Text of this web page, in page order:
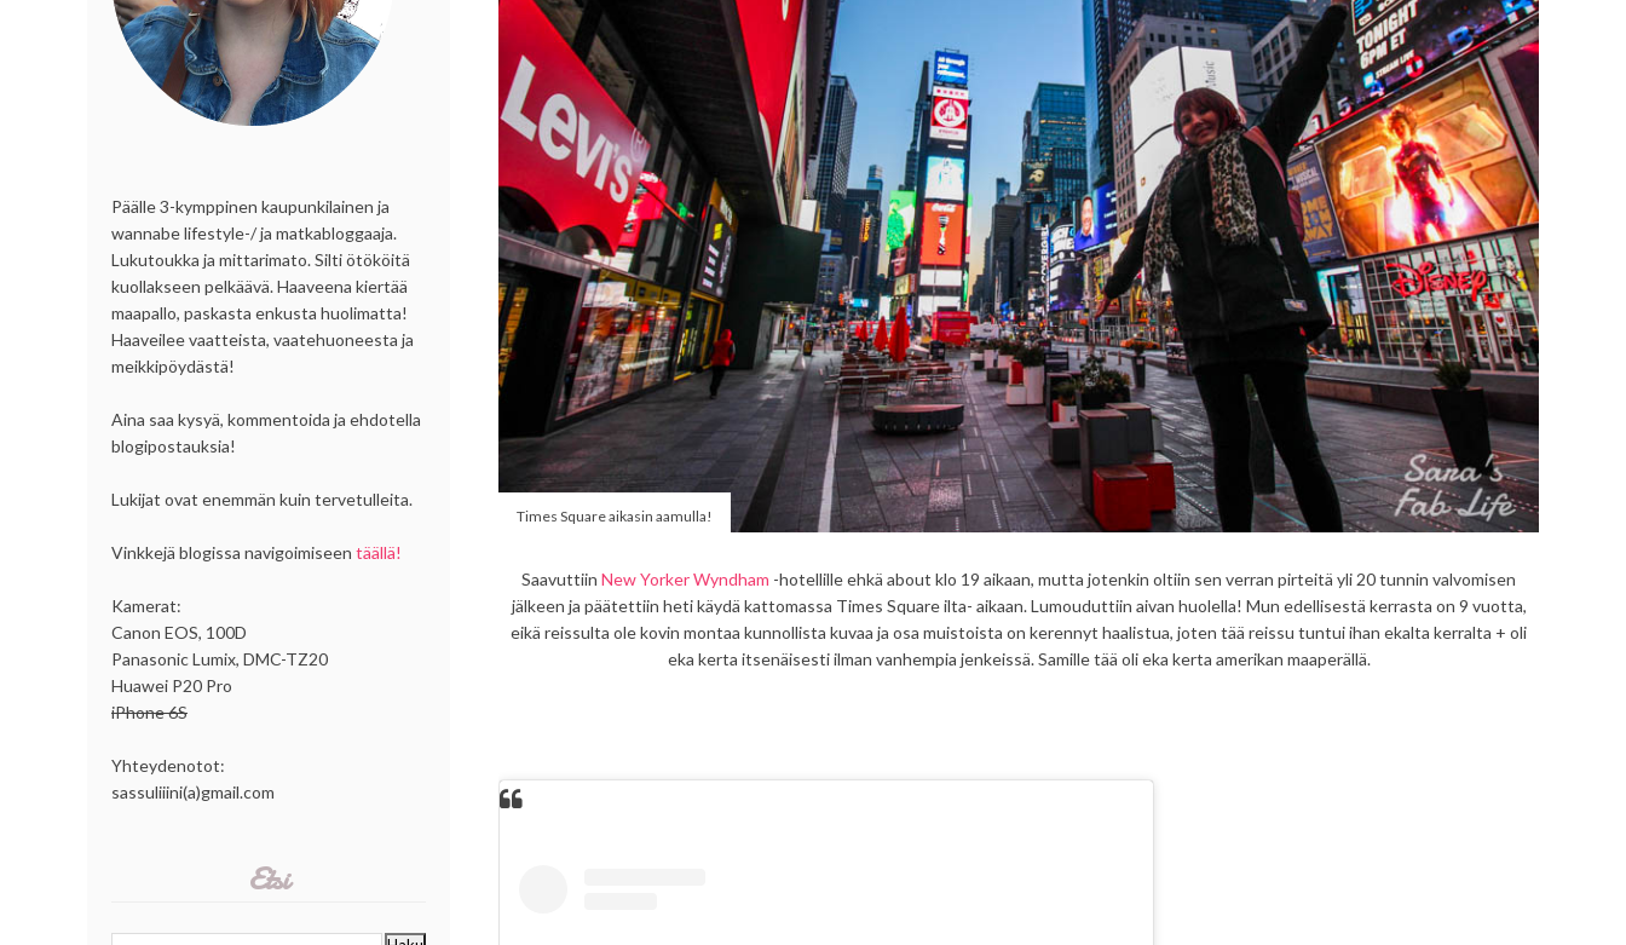
Times Square aikasin aamulla!
Saavuttiin New Yorker Wyndham -hotellille ehkä about klo 19 aikaan, mutta jotenkin oltiin sen verran pirteitä yli 20 tunnin valvomisen
jälkeen ja päätettiin heti käydä kattomassa Times Square ilta- aikaan. Lumouduttiin aivan huolella! Mun edellisestä kerrasta on 9 vuotta,
eikä reissulta ole kovin montaa kunnollista kuvaa ja osa muistoista on kerennyt haalistua, joten tää reissu tuntui ihan ekalta kerralta + oli
eka kerta itsenäisesti ilman vanhempia jenkeissä. Samille tää oli eka kerta amerikan maaperällä.
Päälle 3-kymppinen kaupunkilainen ja
wannabe lifestyle-/ ja matkabloggaaja.
Lukutoukka ja mittarimato. Silti ötököitä
kuollakseen pelkäävä. Haaveena kiertää
maapallo, paskasta enkusta huolimatta!
Haaveilee vaatteista, vaatehuoneesta ja
meikkipöydästä!
Aina saa kysyä, kommentoida ja ehdotella
blogipostauksia!
Lukijat ovat enemmän kuin tervetulleita.
Vinkkejä blogissa navigoimiseen täällä!
Kamerat:
Canon EOS, 100D
Panasonic Lumix, DMC-TZ20
Huawei P20 Pro
iPhone 6S
Yhteydenotot:
sassuliiini(a)gmail.com
Etsi